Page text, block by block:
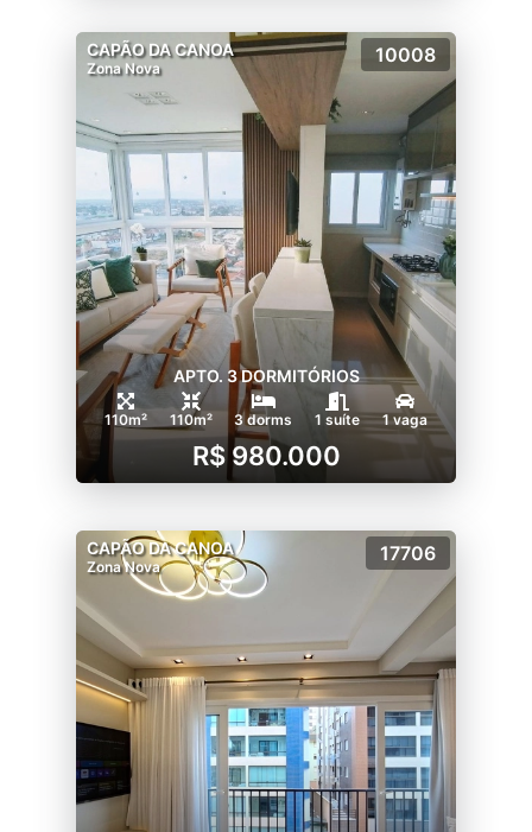
CAPÃO DA CANOA
Zona Nova
10008
APTO. 3 DORMITÓRIOS
110m² 110m² 3 dorms 1 suíte 1 vaga
R$ 980.000
CAPÃO DA CANOA
Zona Nova
17706